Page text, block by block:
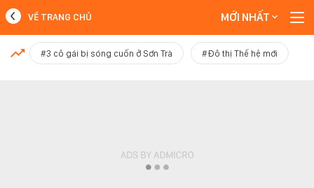
MỚI NHẤT
VỀ TRANG CHỦ MỚI NHẤT
#3 cô gái bị sóng cuốn ở Sơn Trà #Đô thị Thế hệ mới